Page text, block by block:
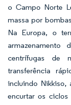
o Campo Norte
massa por
Na Europa, o
armazenamento
centrífugas de
transferência
incluindo Nikkiso,
encurtar os ciclos